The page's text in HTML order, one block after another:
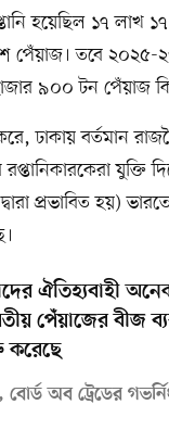
হয়েছিল ১৭ লাখ
তবে ২০২৫-২৬
৯০০ টন পেঁয়াজ
ঢাকায় বর্তমান
যুক্তি
প্রভাবিত হয়)
ঐতিহ্যবাহী
পেঁয়াজের বীজ
করেছে
অব ট্রেডের